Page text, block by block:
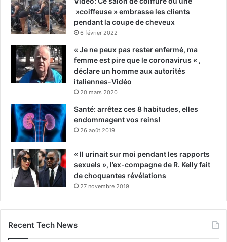
»coiffeuse » embrasse les clients
pendant la coupe de cheveux
6 février 2022
« Je ne peux pas rester enfermé, ma
femme est pire que le coronavirus « ,
déclare un homme aux autorités
italiennes-Vidéo
20 mars 2020
Santé: arrêtez ces 8 habitudes, elles
endommagent vos reins!
26 août 2019
« Il urinait sur moi pendant les rapports
sexuels », l’ex-compagne de R. Kelly fait
de choquantes révélations
27 novembre 2019
Recent Tech News